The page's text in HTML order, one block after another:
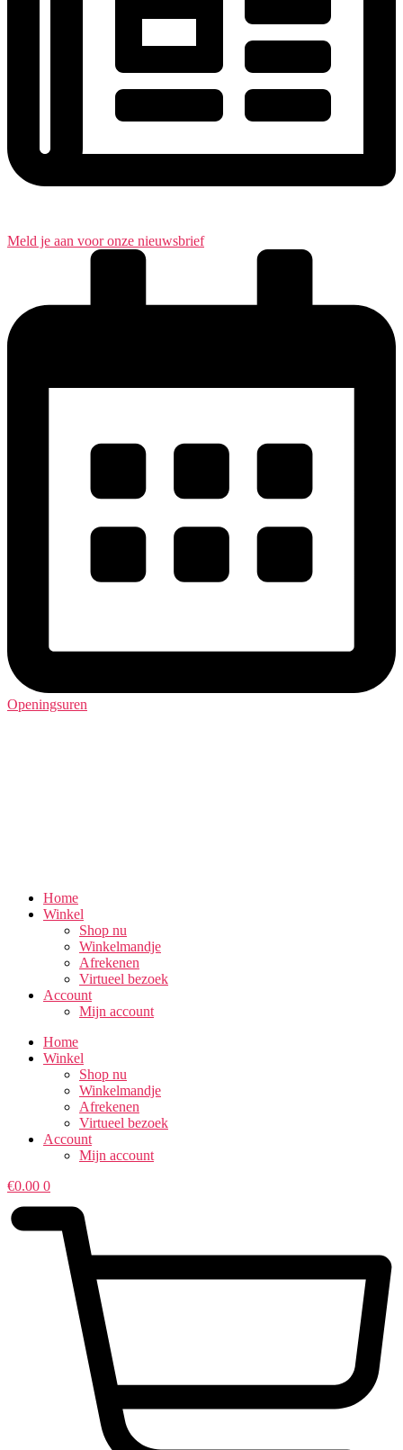
Meld je aan voor onze nieuwsbrief
Openingsuren
Home
Winkel
Shop nu
Winkelmandje
Afrekenen
Virtueel bezoek
Account
Mijn account
Home
Winkel
Shop nu
Winkelmandje
Afrekenen
Virtueel bezoek
Account
Mijn account
€0.00 0